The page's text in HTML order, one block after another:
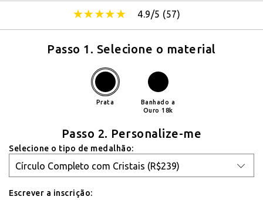
4.9/5 (57)
Passo 1. Selecione o material
Prata
Banhado a
Ouro 18k
Passo 2. Personalize-me
Selecione o tipo de medalhão:
Escrever a inscrição: